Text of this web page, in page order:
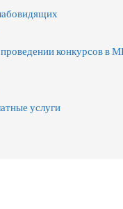
конкурсов в
услуги